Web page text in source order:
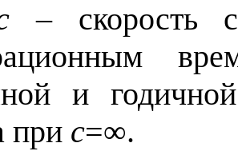
– скорость
и
при c=∞.